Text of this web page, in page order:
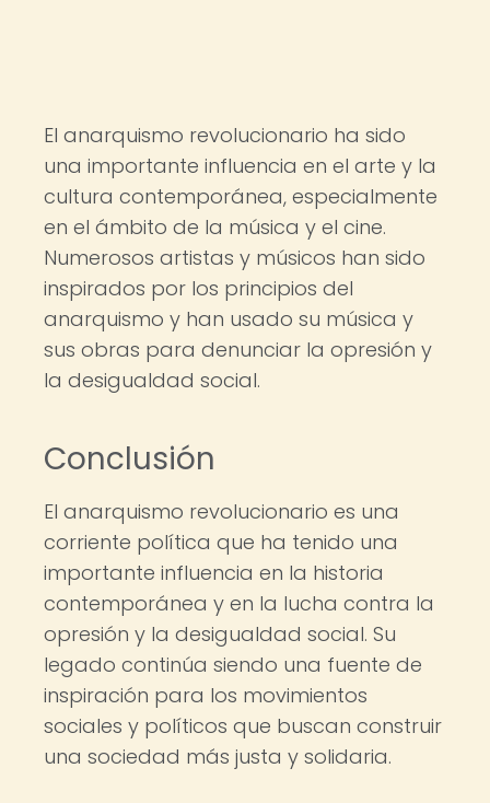
El anarquismo revolucionario ha sido
una importante influencia en el arte y la
cultura contemporánea, especialmente
en el ámbito de la música y el cine.
Numerosos artistas y músicos han sido
inspirados por los principios del
anarquismo y han usado su música y
sus obras para denunciar la opresión y
la desigualdad social.
Conclusión
El anarquismo revolucionario es una
corriente política que ha tenido una
importante influencia en la historia
contemporánea y en la lucha contra la
opresión y la desigualdad social. Su
legado continúa siendo una fuente de
inspiración para los movimientos
sociales y políticos que buscan construir
una sociedad más justa y solidaria.